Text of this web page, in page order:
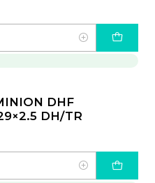
DHF
DH/TR